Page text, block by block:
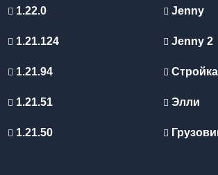
1.22.0
1.21.124
1.21.94
1.21.51
1.21.50
Jenny
Jenny 2
Стройка
Элли